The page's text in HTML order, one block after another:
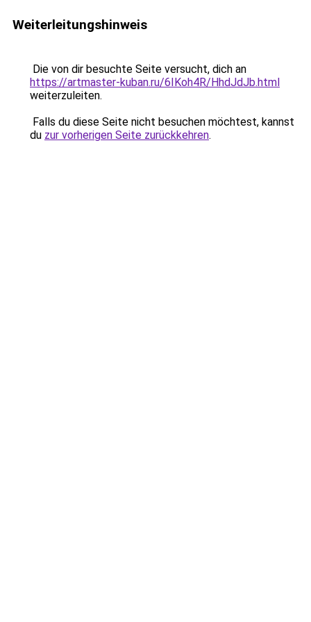
Weiterleitungshinweis
Die von dir besuchte Seite versucht, dich an
https://artmaster-kuban.ru/6IKoh4R/HhdJdJb.html
weiterzuleiten.
Falls du diese Seite nicht besuchen möchtest, kannst
du zur vorherigen Seite zurückkehren.